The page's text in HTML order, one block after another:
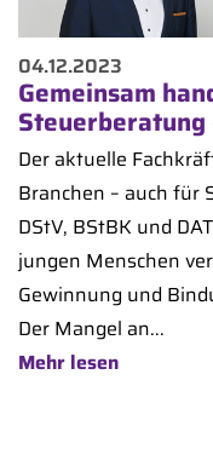
04.12.2023
Gemeinsam
Der aktuelle
Branchen – auch für
DStV, BStBK und
jungen Menschen
Gewinnung und
Der Mangel an...
Mehr lesen